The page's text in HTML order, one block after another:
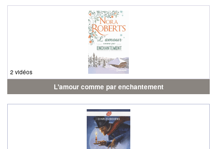
2 vidéos
L'amour comme par enchantement